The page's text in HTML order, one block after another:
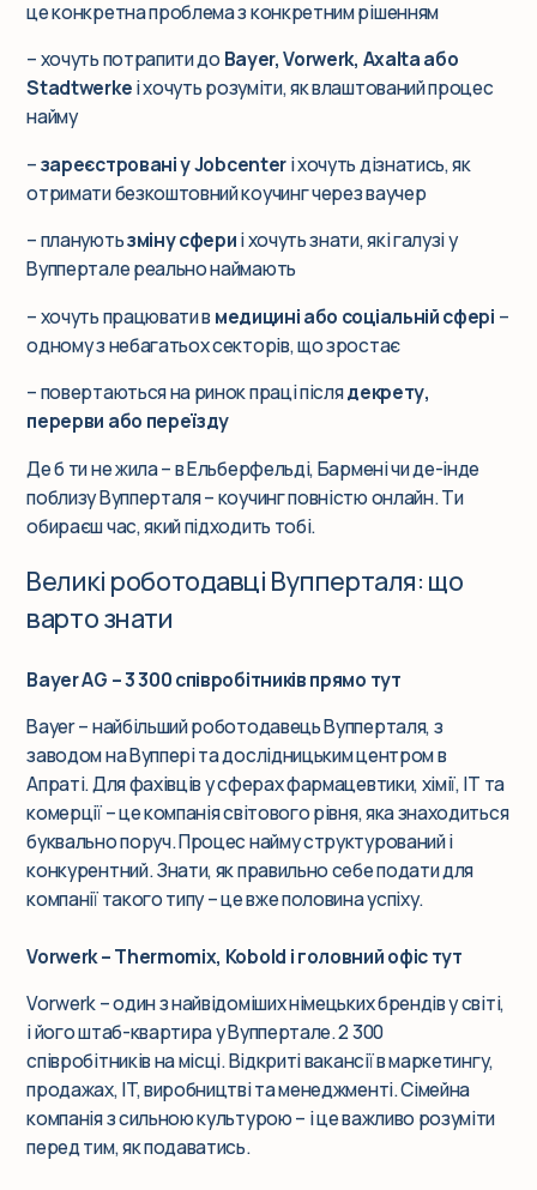
це конкретна проблема з конкретним рішенням
– хочуть потрапити доBayer, Vorwerk, Axalta або
Stadtwerkeі хочуть розуміти, як влаштований процес
найму
–зареєстровані у Jobcenterі хочуть дізнатись, як
отримати безкоштовний коучинг через ваучер
– плануютьзміну сфериі хочуть знати, які галузі у
Вуппертале реально наймають
– хочуть працювати вмедицині або соціальній сфері –
одному з небагатьох секторів, що зростає
– повертаються на ринок праці післядекрету,
перерви або переїзду
Де б ти не жила – в Ельберфельді, Бармені чи де-інде
поблизу Вупперталя – коучинг повністю онлайн. Ти
обираєш час, який підходить тобі.
Великі роботодавці Вупперталя: що
варто знати
Bayer AG – 3 300 співробітників прямо тут
Bayer – найбільший роботодавець Вупперталя, з
заводом на Вуппері та дослідницьким центром в
Апраті. Для фахівців у сферах фармацевтики, хімії, IT та
комерції – це компанія світового рівня, яка знаходиться
буквально поруч. Процес найму структурований і
конкурентний. Знати, як правильно себе подати для
компанії такого типу – це вже половина успіху.
Vorwerk – Thermomix, Kobold і головний офіс тут
Vorwerk – один з найвідоміших німецьких брендів у світі,
і його штаб-квартира у Вуппертале. 2 300
співробітників на місці. Відкриті вакансії в маркетингу,
продажах, IT, виробництві та менеджменті. Сімейна
компанія з сильною культурою – і це важливо розуміти
перед тим, як подаватись.